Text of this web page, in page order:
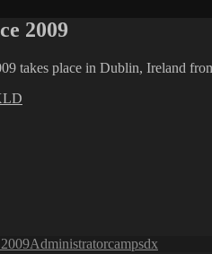
2009
takes place in Dublin, Ireland
Author
AdministratorCategories
campsTags
dx